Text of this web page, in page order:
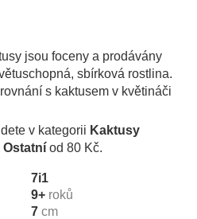
jsou foceny a prodávány
sbírková rostlina.
s kaktusem v květináči
v kategorii Kaktusy
Ostatní od 80 Kč.
7i1
9+ roků
7 cm